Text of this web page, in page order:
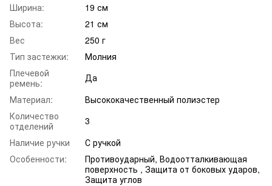
Ширина:
19 см
Высота:
21 см
Вес
250 г
Тип застежки:
Молния
Плечевой
ремень:
Да
Материал:
Высококачественный полиэстер
Количество
отделений
3
Наличие ручки
С ручкой
Особенности:
Противоударный, Водоотталкивающая
поверхность , Защита от боковых ударов,
Защита углов